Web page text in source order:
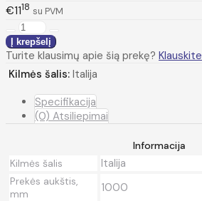
€1118 su PVM
Turite klausimų apie šią prekę? Klauskite
Kilmės šalis: Italija
Specifikacija
(0) Atsiliepimai
Informacija
Kilmės šalis
Italija
Prekės aukštis,
mm
1000